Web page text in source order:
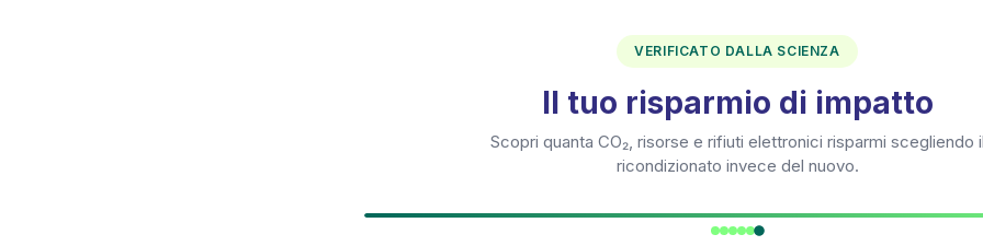
VERIFICATO DALLA SCIENZA
Il tuo risparmio di impatto
Scopri quanta CO₂, risorse e rifiuti elettronici risparmi scegliendo il
ricondizionato invece del nuovo.